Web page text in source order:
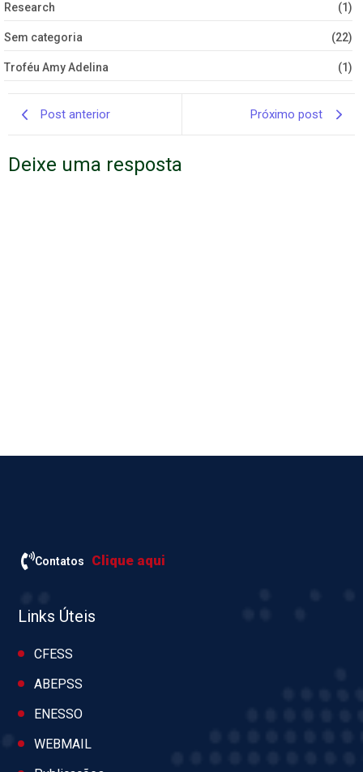
Research (1)
Sem categoria (22)
Troféu Amy Adelina (1)
Post anterior Próximo post
Deixe uma resposta
Contatos Clique aqui
Links Úteis
CFESS
ABEPSS
ENESSO
WEBMAIL